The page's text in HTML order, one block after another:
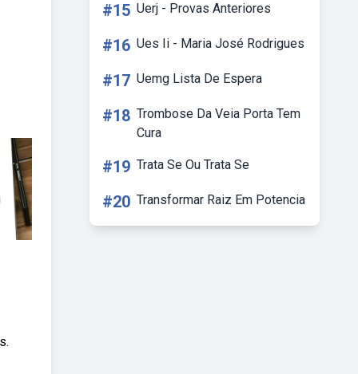
#15 Uerj - Provas Anteriores
#16 Ues Ii - Maria José Rodrigues
#17 Uemg Lista De Espera
#18 Trombose Da Veia Porta Tem
Cura
#19 Trata Se Ou Trata Se
#20 Transformar Raiz Em Potencia